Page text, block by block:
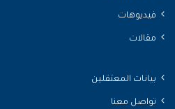
فيديوهات
مقالات
بيانات المعتقلين
تواصل معنا